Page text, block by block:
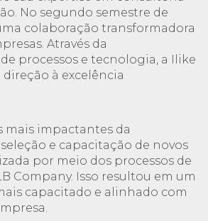
No segundo semestre de
colaboração transformadora
Através da
processos e tecnologia, a Ilike
à excelência
mais impactantes da
e capacitação de novos
por meio dos processos de
Company. Isso resultou em um
capacitado e alinhado com